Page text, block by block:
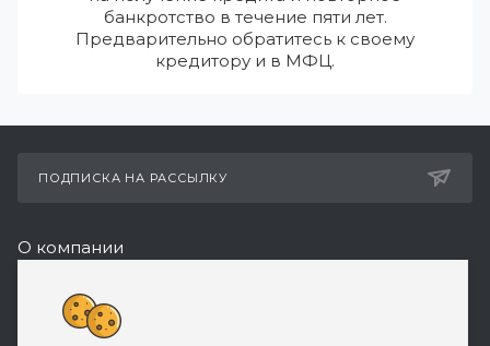
банкротство в течение пяти лет.
Предварительно обратитесь к своему
кредитору и в МФЦ.
ПОДПИСКА НА РАССЫЛКУ
О компании
Реквизиты
8 (800) 550-08-77